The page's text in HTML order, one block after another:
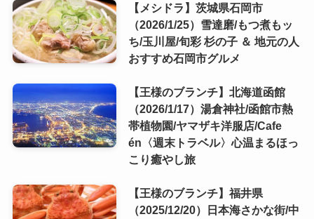
【メシドラ】茨城県石岡市
（2026/1/25）雪達磨/もつ煮もッ
ち/玉川屋/旬彩 杉の子 ＆ 地元の人
おすすめ石岡市グルメ
【王様のブランチ】北海道函館
（2026/1/17）湯倉神社/函館市熱
帯植物園/ヤマザキ洋服店/Cafe
én〈週末トラベル〉心温まるほっ
こり癒やし旅
【王様のブランチ】福井県
（2025/12/20）日本海さかな街/中